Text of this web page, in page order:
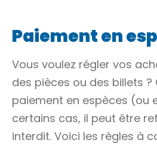
Paiement en
Vous voulez régler vos
des pièces ou des billets
paiement en espèces (ou
certains cas, il peut être
interdit. Voici les règles à